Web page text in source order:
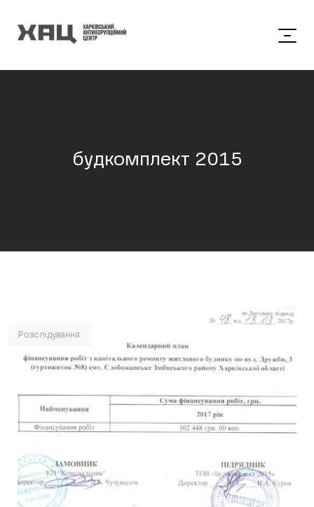
будкомплект 2015
Розслідування